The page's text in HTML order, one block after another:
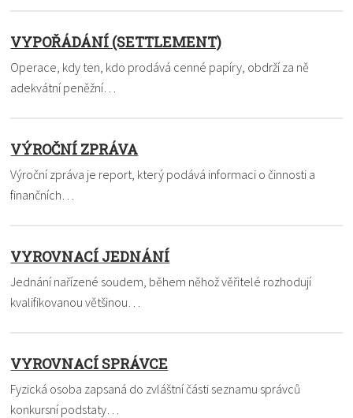
VYPOŘÁDÁNÍ (SETTLEMENT)
Operace, kdy ten, kdo prodává cenné papíry, obdrží za ně
adekvátní peněžní…
VÝROČNÍ ZPRÁVA
Výroční zpráva je report, který podává informaci o činnosti a
finančních…
VYROVNACÍ JEDNÁNÍ
Jednání nařízené soudem, během něhož věřitelé rozhodují
kvalifikovanou většinou…
VYROVNACÍ SPRÁVCE
Fyzická osoba zapsaná do zvláštní části seznamu správců
konkursní podstaty…